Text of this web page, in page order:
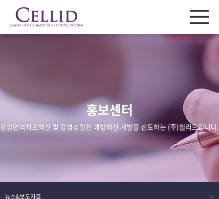
홍보센터
항암면역치료백신 및 감염성질환 예방백신 개발을 선도하는 (주)셀리드입니다.